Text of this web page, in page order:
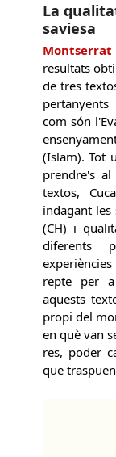
La
saviesa
resultats
de tres
com són
(Islam). Tot
prendre's
textos,
indagant les
(CH) i
diferents
repte per
aquests
propi del
en què van
res, poder
que